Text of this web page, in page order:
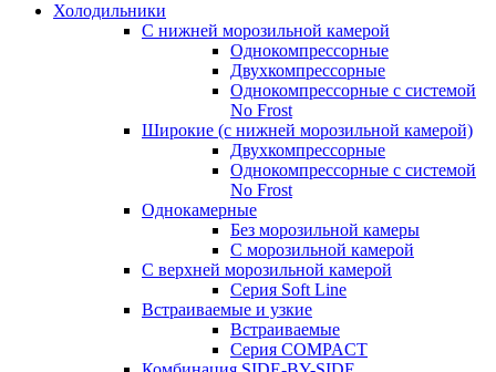
Холодильники
С нижней морозильной камерой
Однокомпрессорные
Двухкомпрессорные
Однокомпрессорные с системой
No Frost
Широкие (с нижней морозильной камерой)
Двухкомпрессорные
Однокомпрессорные с системой
No Frost
Однокамерные
Без морозильной камеры
С морозильной камерой
С верхней морозильной камерой
Серия Soft Line
Встраиваемые и узкие
Встраиваемые
Серия СOMPACT